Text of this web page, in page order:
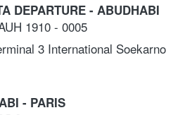
DEPARTURE - ABUDHABI
1910 - 0005
3 International Soekarno
- PARIS